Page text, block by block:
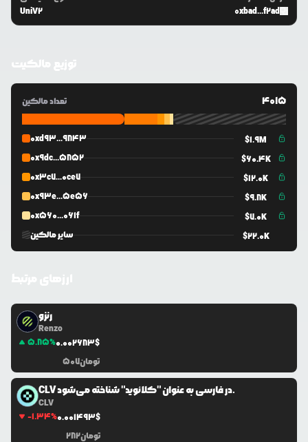
UniV2
0xbad...f2ad
تعداد مالکین 4015
0xd93...9843 $1.9M
0x9dc...5852
$60.4K
0x3c7...0ce7
$12.0K
0x93e...5e56
$9.8K
0x560...061f
$7.0K
سایر مالکین
$22.0K
رنزو
Renzo
5.85%0.002683$
507تومان
CLV در فارسی به عنوان "کلائوید" شناخته می‌شود.
CLV
-1.34%0.001493$
282تومان